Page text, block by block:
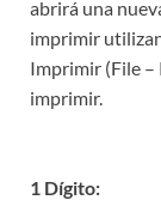
abrirá una
imprimir
Imprimir (File –
imprimir.
1 Dígito: